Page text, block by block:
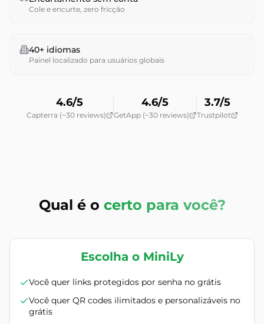
Cole e encurte, zero fricção
40+ idiomas
Painel localizado para usuários globais
4.6/5
Capterra (~30 reviews)
4.6/5
GetApp (~30 reviews)
3.7/5
Trustpilot
Qual é o certo para você?
Escolha o MiniLy
Você quer links protegidos por senha no grátis
Você quer QR codes ilimitados e personalizáveis no
grátis